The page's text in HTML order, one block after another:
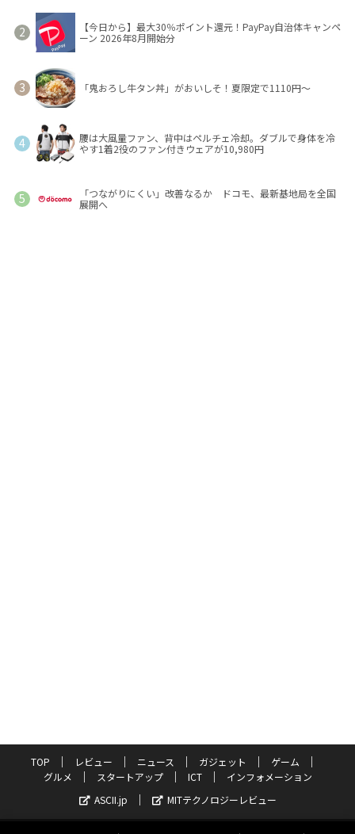
【今日から】最大30％ポイント還元！PayPay自治体キャンペ
ーン 2026年8月開始分
「鬼おろし牛タン丼」がおいしそ！夏限定で1110円～
腰は大風量ファン、背中はペルチェ冷却。ダブルで身体を冷
やす1着2役のファン付きウェアが10,980円
「つながりにくい」改善なるか ドコモ、最新基地局を全国
展開へ
TOP レビュー ニュース ガジェット
ゲーム
グルメ
スタートアップ ICT
インフォメーション
ASCII.jp
MITテクノロジーレビュー